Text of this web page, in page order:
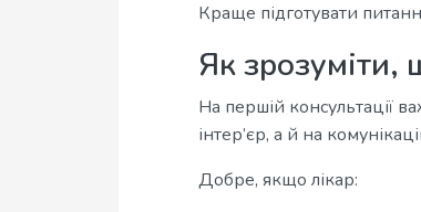
Краще підготувати
Як зрозуміти,
На першій консультації
інтер’єр, а й на
Добре, якщо лікар: